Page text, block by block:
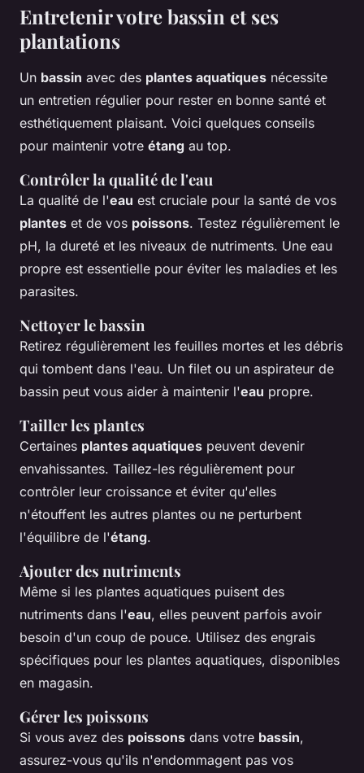
Entretenir votre bassin et ses
plantations
Un bassin avec des plantes aquatiques nécessite
un entretien régulier pour rester en bonne santé et
esthétiquement plaisant. Voici quelques conseils
pour maintenir votre étang au top.
Contrôler la qualité de l'eau
La qualité de l'eau est cruciale pour la santé de vos
plantes et de vos poissons. Testez régulièrement le
pH, la dureté et les niveaux de nutriments. Une eau
propre est essentielle pour éviter les maladies et les
parasites.
Nettoyer le bassin
Retirez régulièrement les feuilles mortes et les débris
qui tombent dans l'eau. Un filet ou un aspirateur de
bassin peut vous aider à maintenir l'eau propre.
Tailler les plantes
Certaines plantes aquatiques peuvent devenir
envahissantes. Taillez-les régulièrement pour
contrôler leur croissance et éviter qu'elles
n'étouffent les autres plantes ou ne perturbent
l'équilibre de l'étang.
Ajouter des nutriments
Même si les plantes aquatiques puisent des
nutriments dans l'eau, elles peuvent parfois avoir
besoin d'un coup de pouce. Utilisez des engrais
spécifiques pour les plantes aquatiques, disponibles
en magasin.
Gérer les poissons
Si vous avez des poissons dans votre bassin,
assurez-vous qu'ils n'endommagent pas vos